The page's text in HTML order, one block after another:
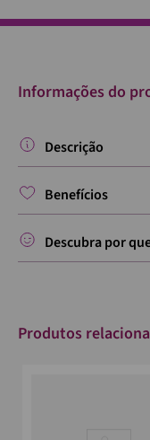
Informações do
Descrição
Benefícios
Descubra por
Produtos